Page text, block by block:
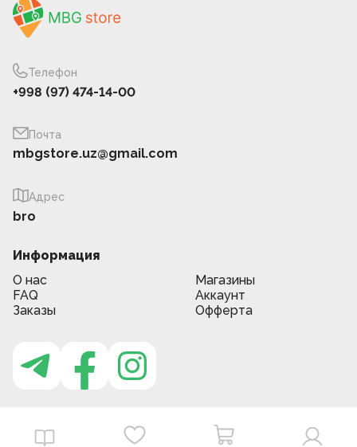
Телефон
+998 (97) 474-14-00
Почта
mbgstore.uz@gmail.com
Адрес
bro
Информация
О нас
Магазины
FAQ
Аккаунт
Заказы
Офферта
Приложение MBG store